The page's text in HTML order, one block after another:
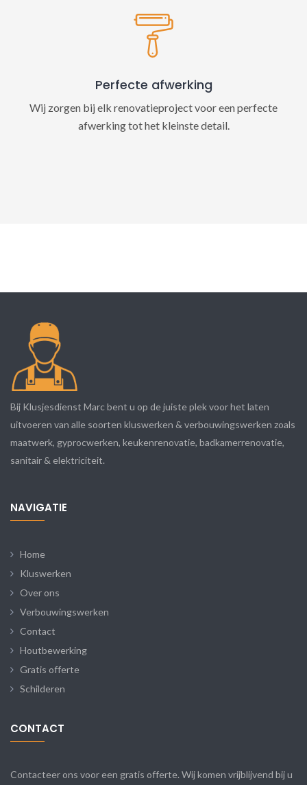
Perfecte afwerking
Wij zorgen bij elk renovatieproject voor een perfecte
afwerking tot het kleinste detail.
Bij Klusjesdienst Marc bent u op de juiste plek voor het laten
uitvoeren van alle soorten kluswerken & verbouwingswerken zoals
maatwerk, gyprocwerken, keukenrenovatie, badkamerrenovatie,
sanitair & elektriciteit.
NAVIGATIE
Home
Kluswerken
Over ons
Verbouwingswerken
Contact
Houtbewerking
Gratis offerte
Schilderen
CONTACT
Contacteer ons voor een gratis offerte. Wij komen vrijblijvend bij u